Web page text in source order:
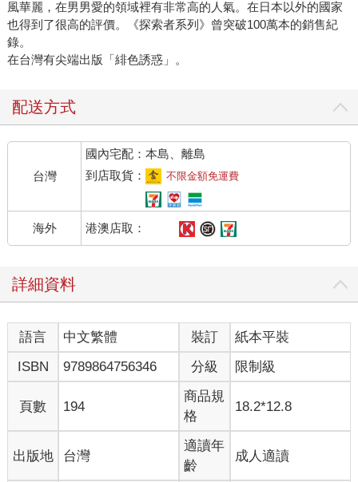
風華麗，在男男愛的領域裡有非常高的人氣。在日本以外的國家
也得到了很高的評價。《探索者系列》曾突破100萬本的銷售紀
錄。
在台灣有尖端出版「緋色誘惑」。
配送方式
台灣
國內宅配：本島、離島
到店取貨：
不限金額免運費
海外 港澳店取：
詳細資料
語言 中文繁體 裝訂
紙本平裝
ISBN
9789864756346 分級 限制級
頁數 194
商品規
格
18.2*12.8
出版地 台灣
適讀年
齡
成人適讀